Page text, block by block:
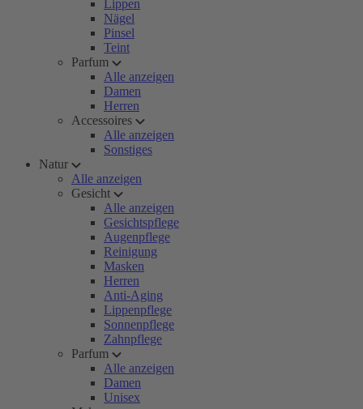
Lippen
Nägel
Pinsel
Teint
Parfum
Alle anzeigen
Damen
Herren
Accessoires
Alle anzeigen
Sonstiges
Natur
Alle anzeigen
Gesicht
Alle anzeigen
Gesichtspflege
Augenpflege
Reinigung
Masken
Herren
Anti-Aging
Lippenpflege
Sonnenpflege
Zahnpflege
Parfum
Alle anzeigen
Damen
Unisex